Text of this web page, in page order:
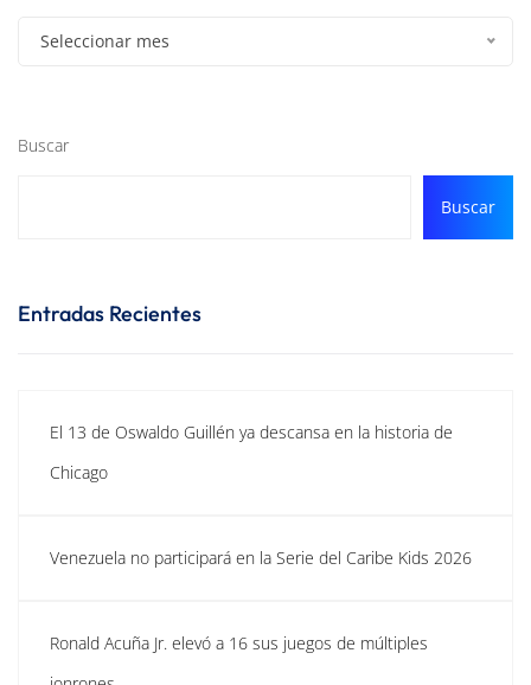
Seleccionar mes
Buscar
Buscar
Entradas Recientes
El 13 de Oswaldo Guillén ya descansa en la historia de
Chicago
Venezuela no participará en la Serie del Caribe Kids 2026
Ronald Acuña Jr. elevó a 16 sus juegos de múltiples